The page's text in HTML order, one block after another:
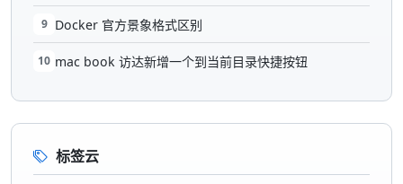
9 Docker 官方景象格式区别
10 mac book 访达新增一个到当前目录快捷按钮
标签云